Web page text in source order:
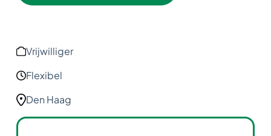
Vrijwilliger
Flexibel
Den Haag